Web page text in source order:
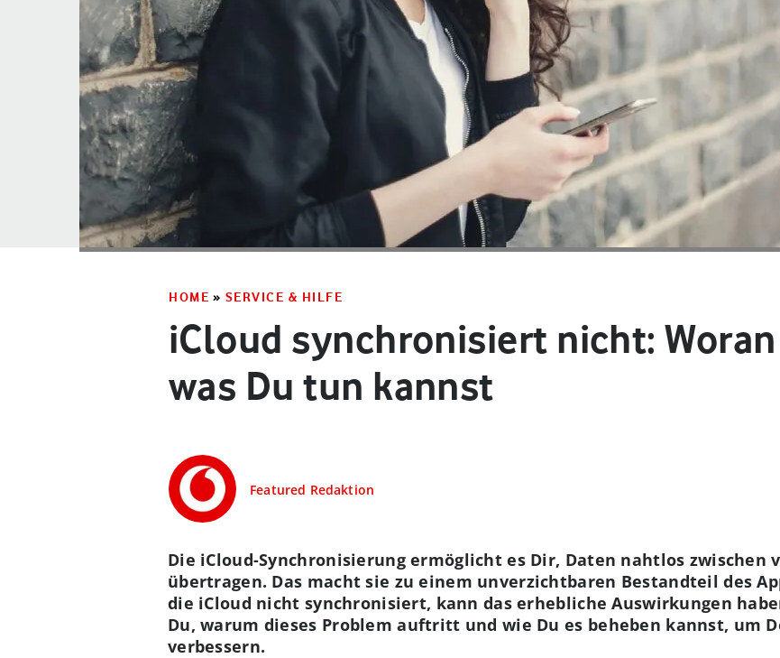
HOME » SERVICE & HILFE
iCloud synchronisiert nicht:
was Du tun kannst
Featured Redaktion
Die iCloud-Synchronisierung ermöglicht es Dir, Daten nahtlos zwischen
übertragen. Das macht sie zu einem unverzichtbaren Bestandteil des
die iCloud nicht synchronisiert, kann das erhebliche Auswirkungen
Du, warum dieses Problem auftritt und wie Du es beheben kannst, um
verbessern.